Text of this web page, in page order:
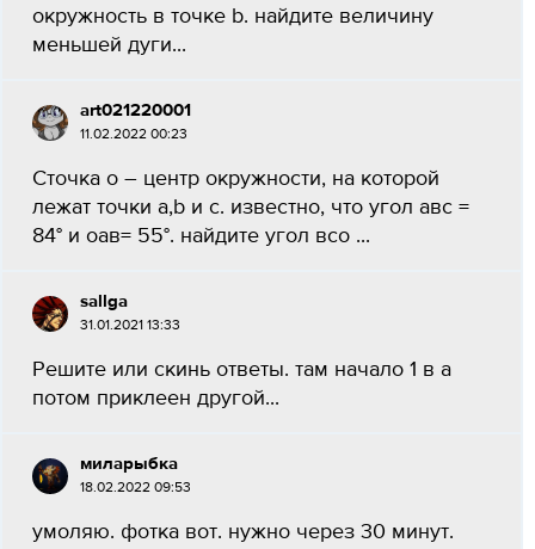
окружность в точке b. найдите величину
меньшей дуги...
art021220001
11.02.2022 00:23
Сточка o – центр окружности, на которой
лежат точки a,b и с. известно, что угол авс =
84° и оав= 55°. найдите угол всо ​...
sallga
31.01.2021 13:33
Решите или скинь ответы. там начало 1 в а
потом приклеен другой...
миларыбка
18.02.2022 09:53
умоляю. фотка вот. нужно через 30 минут.